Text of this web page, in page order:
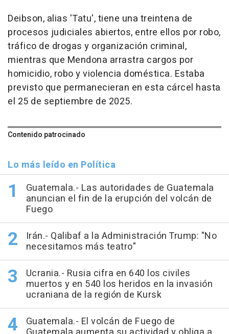
Deibson, alias 'Tatu', tiene una treintena de
procesos judiciales abiertos, entre ellos por robo,
tráfico de drogas y organización criminal,
mientras que Mendona arrastra cargos por
homicidio, robo y violencia doméstica. Estaba
previsto que permanecieran en esta cárcel hasta
el 25 de septiembre de 2025.
Contenido patrocinado
Lo más leído en Política
Guatemala.- Las autoridades de Guatemala
anuncian el fin de la erupción del volcán de
Fuego
Irán.- Qalibaf a la Administración Trump: "No
necesitamos más teatro"
Ucrania.- Rusia cifra en 640 los civiles
muertos y en 540 los heridos en la invasión
ucraniana de la región de Kursk
Guatemala.- El volcán de Fuego de